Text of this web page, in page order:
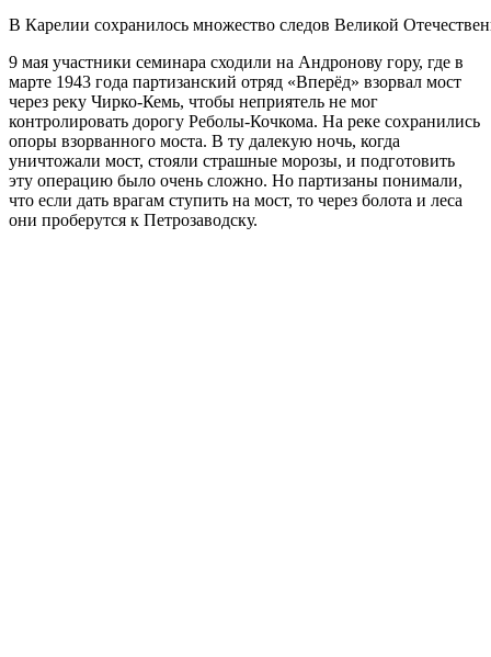
В Карелии сохранилось множество следов Великой
9 мая участники семинара сходили на Андронову гору, где в
марте 1943 года партизанский отряд «Вперёд» взорвал мост
через реку Чирко-Кемь, чтобы неприятель не мог
контролировать дорогу Реболы-Кочкома. На реке сохранились
опоры взорванного моста. В ту далекую ночь, когда
уничтожали мост, стояли страшные морозы, и подготовить
эту операцию было очень сложно. Но партизаны понимали,
что если дать врагам ступить на мост, то через болота и леса
они проберутся к Петрозаводску.